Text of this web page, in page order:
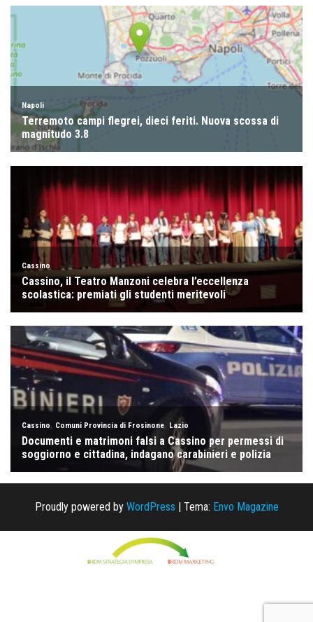
Proudly powered by WordPress | Tema: Envo Magazine